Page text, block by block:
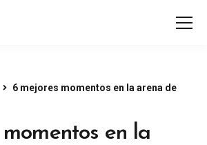
6 mejores momentos en la arena de
en la